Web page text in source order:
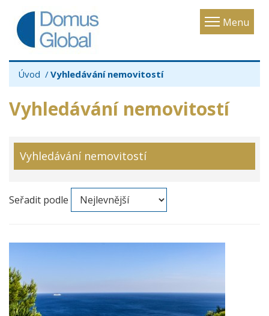
Menu
Toggle
Úvod Vyhledávání nemovitostí
Vyhledávání nemovitostí
Vyhledávání nemovitostí
Seřadit podle